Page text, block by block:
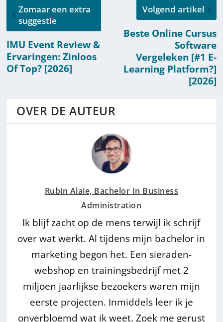
Zomaar een extra
suggestie
IMU Event Review &
Ervaringen: Zinloos
Of Top? [2026]
Volgend artikel
Beste Online Cursus
Software
Vergeleken [#1 E-
Learning Platform?]
[2026]
OVER DE AUTEUR
Rubin Alaie, Bachelor In Business
Administration
Ik blijf zacht op de mens terwijl ik schrijf
over wat werkt. Al tijdens mijn bachelor in
marketing begon het. Een sieraden-
webshop en trainingsbedrijf met 2
miljoen jaarlijkse bezoekers waren mijn
eerste projecten. Inmiddels leer ik je
onverbloemd wat ik weet. Zoek me gerust